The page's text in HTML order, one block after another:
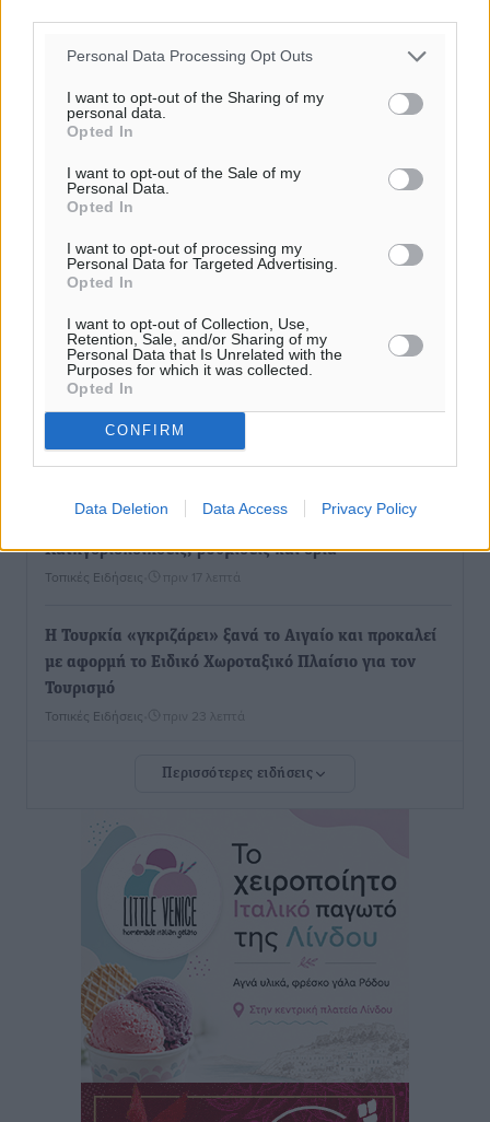
Personal Data Processing Opt Outs
I want to opt-out of the Sharing of my
personal data.
Opted In
I want to opt-out of the Sale of my
Personal Data.
Opted In
I want to opt-out of processing my
Personal Data for Targeted Advertising.
Opted In
I want to opt-out of Collection, Use,
Retention, Sale, and/or Sharing of my
Personal Data that Is Unrelated with the
Purposes for which it was collected.
Opted In
CONFIRM
Data Deletion Data Access Privacy Policy
ΑΔΜΗΕ: Ολοκληρώνεται η ηλεκτρική διασύνδεση των
Ειδήσεις• πριν 3 λεπτά
– Τι ισχύει για Έλληνες
Ειδήσεις• πριν 8 λεπτά
Βούλγαροι τουρίστες: Λιγότερες διανυκτερεύσεις
διανυκτέρευση
Ειδήσεις• πριν 13 λεπτά
Βέλγοι τουρίστες: Στα 547,9 εκατ. ευρώ οι εισπράξεις
για την Ελλάδα
Ειδήσεις• πριν 17 λεπτά
Κατηγοριοποιήσεις, ρυθμίσεις και όρια
Τοπικές Ειδήσεις πριν 17 λεπτά
Η Τουρκία «γκριζάρει» ξανά το Αιγαίο και προκαλεί
με αφορμή το Ειδικό Χωροταξικό Πλαίσιο για τον
Τουρισμό
Τοπικές Ειδήσεις πριν 23 λεπτά
Νέα εποχή για το Νοσοκομείο Ρόδου: Έργα υποδομής,
στελέχωση
Τοπικές Ειδήσεις • πριν 1 ώρα
Στη Δημοτική Επιτροπή η Ροδιακή Έπαυλη και το
Δίκτυο ΑμεΑ στη Μεσαιωνική Πόλη
Ρεπορτάζ• πριν 1 ώρα
Προσωρινά κρατούμενος ο 59χρονος που συνελήφθη
με περισσότερο από 1,3 κιλό κοκαΐνης στη Ρόδο
Τοπικές Ειδήσεις• πριν 1 ώρα
Περισσότερες ειδήσεις